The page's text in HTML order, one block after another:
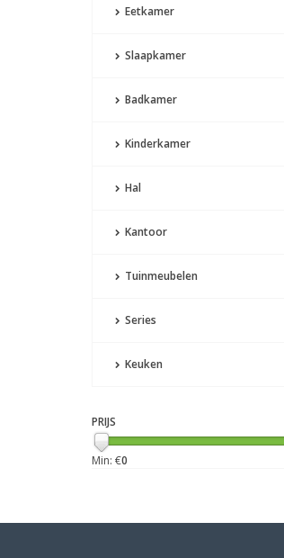
Eetkamer
Slaapkamer
Badkamer
Kinderkamer
Hal
Kantoor
Tuinmeubelen
Series
Keuken
PRIJS
Min: €0